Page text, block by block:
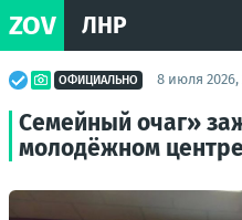
ZOV ЛНР
ОФИЦИАЛЬНО 8 июля 2026,
Семейный очаг»
молодёжном